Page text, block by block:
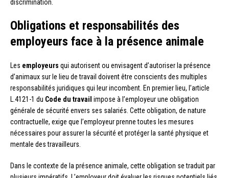
discrimination.
Obligations et responsabilités des
employeurs face à la présence animale
Les employeurs qui autorisent ou envisagent d’autoriser la présence
d’animaux sur le lieu de travail doivent être conscients des multiples
responsabilités juridiques qui leur incombent. En premier lieu, l’article
L.4121-1 du Code du travail impose à l’employeur une obligation
générale de sécurité envers ses salariés. Cette obligation, de nature
contractuelle, exige que l’employeur prenne toutes les mesures
nécessaires pour assurer la sécurité et protéger la santé physique et
mentale des travailleurs.
Dans le contexte de la présence animale, cette obligation se traduit par